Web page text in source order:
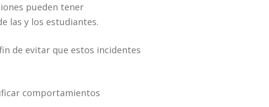
pueden tener
las y los estudiantes.
de evitar que estos incidentes
comportamientos